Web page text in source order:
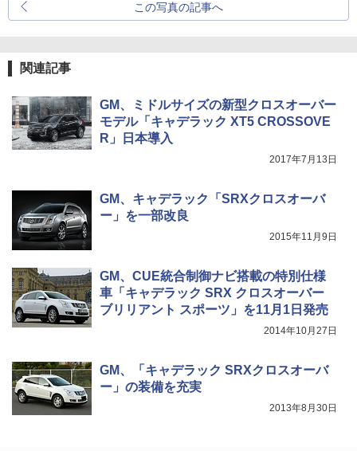
この写真の記事へ
関連記事
GM、ミドルサイズの新型クロスオーバー
モデル「キャデラック XT5 CROSSOVE
R」日本導入
2017年7月13日
GM、キャデラック「SRXクロスオーバ
ー」を一部改良
2015年11月9日
GM、CUE統合制御ナビ搭載の特別仕様
車「キャデラック SRX クロスオーバー
ブリリアント スポーツ」を11月1日発売
2014年10月27日
GM、「キャデラック SRXクロスオーバ
ー」の装備を充実
2013年8月30日